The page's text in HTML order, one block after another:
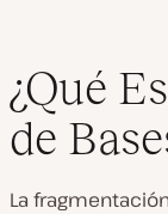
¿Qué
de
La